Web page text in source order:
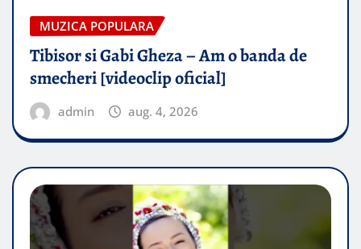
MUZICA POPULARA
Tibisor si Gabi Gheza – Am o banda de
smecheri [videoclip oficial]
admin aug. 4, 2026